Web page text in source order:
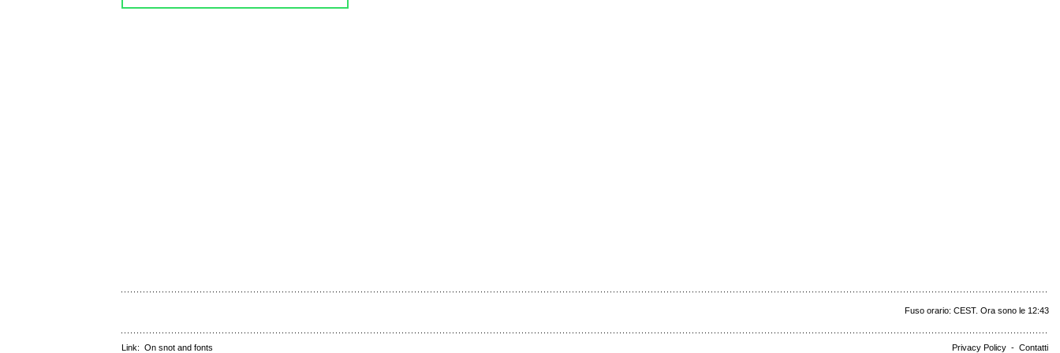
Fuso orario: CEST. Ora sono le 12:43
Privacy Policy - Contatti
Link: On snot and fonts